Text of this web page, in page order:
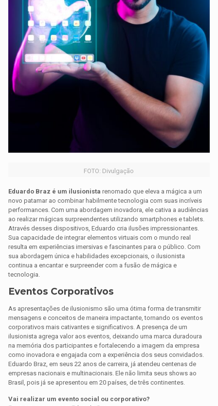
FOTO: Divulgação
Eduardo Braz é um ilusionista renomado que eleva a mágica a um
novo patamar ao combinar habilmente tecnologia com suas incríveis
performances. Com uma abordagem inovadora, ele cativa a audiências
ao realizar mágicas surpreendentes utilizando smartphones e tablets.
Através desses dispositivos, Eduardo cria ilusões impressionantes.
Sua capacidade de integrar elementos virtuais com o mundo real
resulta em experiências imersivas e fascinantes para o público. Com
sua abordagem única e habilidades excepcionais, o ilusionista
continua a encantar e surpreender com a fusão de mágica e
tecnologia.
Eventos Corporativos
As apresentações de ilusionismo são uma ótima forma de transmitir
mensagens e conceitos de maneira impactante, tornando os eventos
corporativos mais cativantes e significativos. A presença de um
ilusionista agrega valor aos eventos, deixando uma marca duradoura
na memória dos participantes e fortalecendo a imagem da empresa
como inovadora e engajada com a experiência dos seus convidados.
Eduardo Braz, em seus 22 anos de carreira, já atendeu centenas de
empresas nacionais e multinacionais. Ele não limita seus shows ao
Brasil, pois já se apresentou em 20 países, de três continentes.
Vai realizar um evento social ou corporativo?